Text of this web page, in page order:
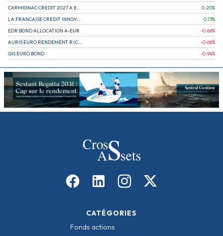
CARMIGNAC CREDIT 2027 A EUR
0.20%
LA FRANCAISE CREDIT INNOVATION
0.13%
EDR BOND ALLOCATION A-EUR
-0.66%
AURIS EURO RENDEMENT R (CAPITALISATION)
-0.66%
GIS EURO BOND
-0.94%
CATÉGORIES
Fonds actions